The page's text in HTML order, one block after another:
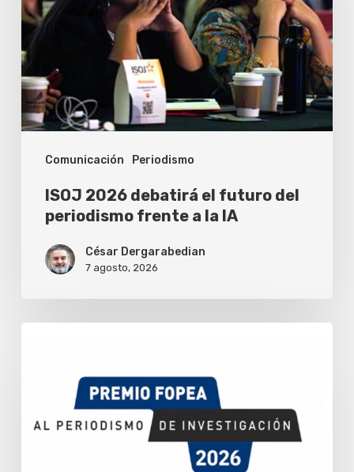
Comunicación Periodismo
el
futuro
del
periodismo
frente
a
ISOJ 2026 debatirá el futuro del
periodismo frente a la IA
César Dergarabedian
7 agosto, 2026
convocatoria
para